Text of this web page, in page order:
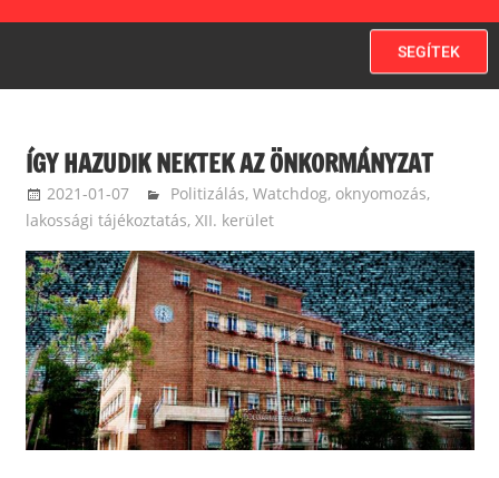
SEGÍTEK
ÍGY HAZUDIK NEKTEK AZ ÖNKORMÁNYZAT
2021-01-07 ketfarkukutya
Politizálás, Watchdog, oknyomozás,
lakossági tájékoztatás, XII. kerület